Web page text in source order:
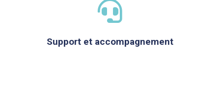
Support et accompagnement